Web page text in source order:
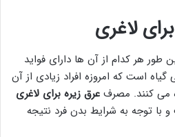
لاغری
طور هر کدام از آن ها دارای فواید
است که امروزه افراد زیادی از آن
می کنند. مصرف عرق زیره برای لاغری
توجه به شرایط بدن فرد نتیجه